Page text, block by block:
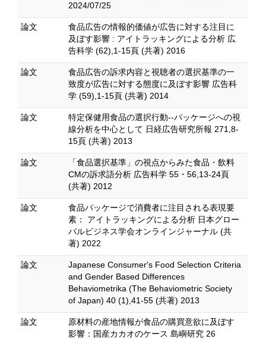
2024/07/25
論文
食品広告の情報的価値が広告に対する注目に
及ぼす影響 : アイトラッキングによる分析 広
告科学 (62),1-15頁 (共著) 2016
論文
食品広告の訴求内容と視聴者の選択基準の一
致度が広告に対する態度に及ぼす影響 広告科
学 (59),1-15頁 (共著) 2014
論文
特定保健用食品の選択行動--パッケージへの視
線分析を中心として 日経広告研究所報 271,8-
15頁 (共著) 2013
論文
「食品選択基準」の視点からみた食品・飲料
CMの訴求語分析 広告科学 55・56,13-24頁
(共著) 2012
論文
食品パッケージで消費者に注目される表現要
素： アイトラッキングによる分析 日本グロー
バルビジネス学会オンラインジャーナル (共
著) 2022
論文
Japanese Consumer's Food Selection Criteria
and Gender Based Differences
Behaviometrika (The Behaviometric Society
of Japan) 40 (1),41-55 (共著) 2013
論文
原材料の産地情報が食品の購買意欲に及ぼす
影響：国産カカオのケース 島嶼研究 26